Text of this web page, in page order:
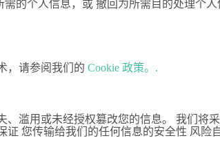
的个人信息，或 撤回为所需目的处理个
，请参阅我们的 Cookie 政策。.
滥用或未经授权篡改您的信息。 我们将
您传输给我们的任何信息的安全性 风险